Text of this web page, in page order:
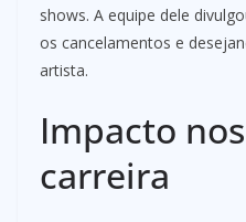
shows. A equipe dele
os cancelamentos e
artista.
Impacto
carreira